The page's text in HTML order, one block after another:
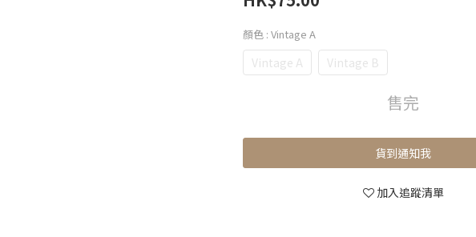
顏色 : Vintage A
Vintage A Vintage B
售完
貨到通知我
加入追蹤清單